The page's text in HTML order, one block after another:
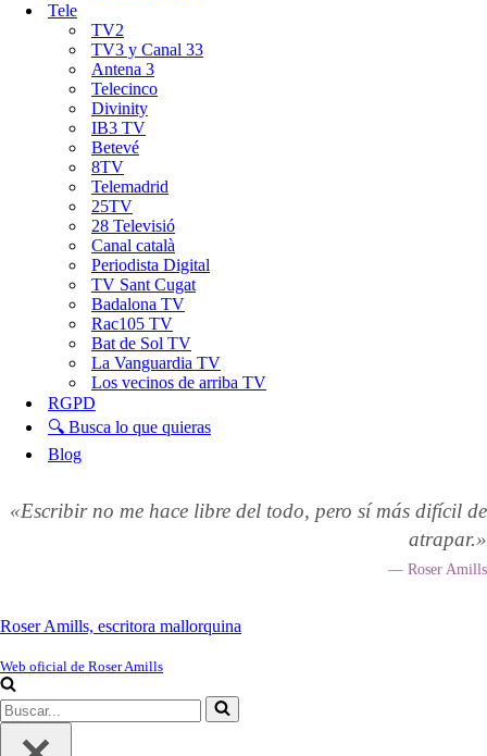
Tele
TV2
TV3 y Canal 33
Antena 3
Telecinco
Divinity
IB3 TV
Betevé
8TV
Telemadrid
25TV
28 Televisió
Canal català
Periodista Digital
TV Sant Cugat
Badalona TV
Rac105 TV
Bat de Sol TV
La Vanguardia TV
Los vecinos de arriba TV
RGPD
🔍 Busca lo que quieras
Blog
«Escribir no me hace libre del todo, pero sí más difícil de
atrapar.»
— Roser Amills
Roser Amills, escritora mallorquina
Web oficial de Roser Amills
Buscar...